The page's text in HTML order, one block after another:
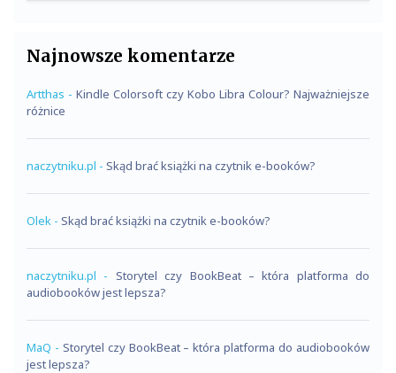
Najnowsze komentarze
Artthas - Kindle Colorsoft czy Kobo Libra Colour? Najważniejsze
różnice
naczytniku.pl - Skąd brać książki na czytnik e-booków?
Olek - Skąd brać książki na czytnik e-booków?
naczytniku.pl - Storytel czy BookBeat – która platforma do
audiobooków jest lepsza?
MaQ - Storytel czy BookBeat – która platforma do audiobooków
jest lepsza?